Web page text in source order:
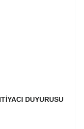
DUYURUSU